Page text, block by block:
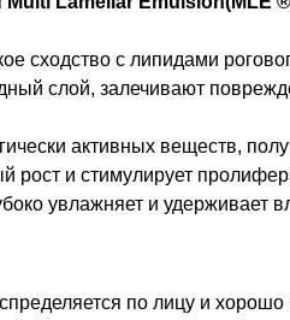
сходство с липидами
слой, залечивают
активных веществ,
рост и стимулирует
увлажняет и удерживает
по лицу и